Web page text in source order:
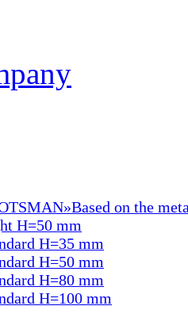
Based on the
H=50 mm
H=35 mm
H=50 mm
H=80 mm
H=100 mm